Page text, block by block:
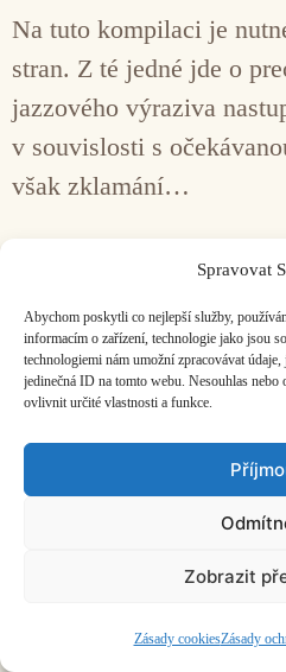
Spravovat
Abychom poskytli co nejlepší služby,
informacím o zařízení, technologie jako jsou
technologiemi nám umožní zpracovávat
jedinečná ID na tomto webu. Nesouhlas
ovlivnit určité vlastnosti a funkce.
Zobrazit
Zásady cookiesZásady
Na tuto kompilaci je
stran. Z té jedné jde o
jazzového výraziva
v souvislosti s
však zklamání…
©2026 HISvoice – design a